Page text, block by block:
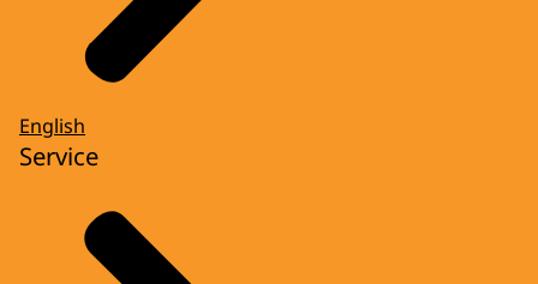
English
Service